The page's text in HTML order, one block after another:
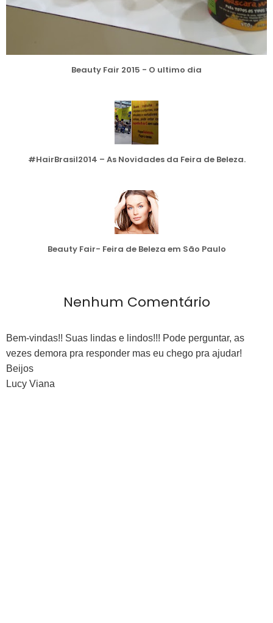
Beauty Fair 2015 - O ultimo dia
#HairBrasil2014 – As Novidades da Feira de Beleza.
Beauty Fair- Feira de Beleza em São Paulo
Nenhum Comentário
Bem-vindas!! Suas lindas e lindos!!! Pode perguntar, as
vezes demora pra responder mas eu chego pra ajudar!
Beijos
Lucy Viana